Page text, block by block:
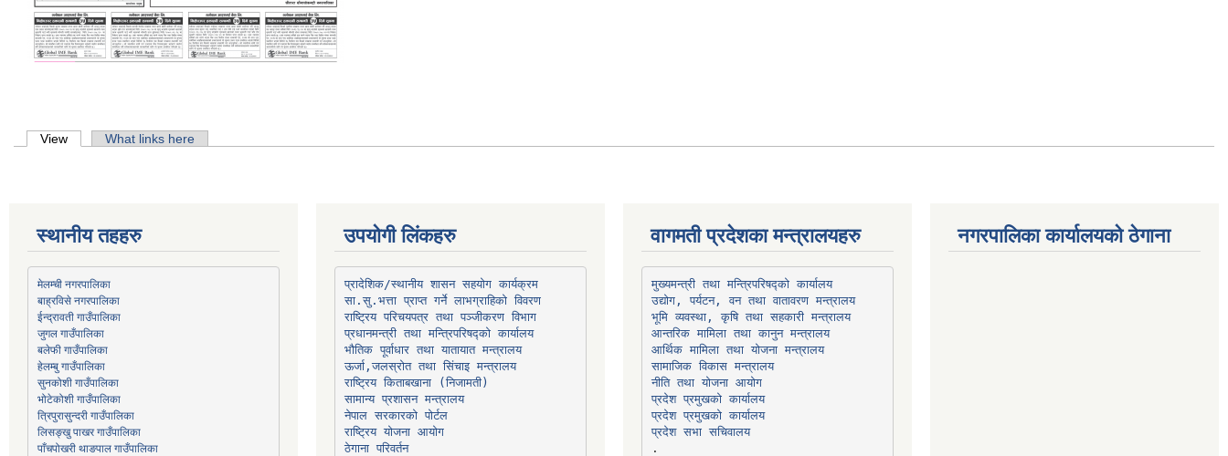
Primary tabs
View (active tab)What links here
स्थानीय तहहरु
मेलम्ची नगरपालिका
बाह्रविसे नगरपालिका
ईन्द्रावती गाउँपालिका
जुगल गाउँपालिका
बलेफी गाउँपालिका
हेलम्बु गाउँपालिका
सुनकोशी गाउँपालिका
भोटेकोशी गाउँपालिका
त्रिपुरासुन्दरी गाउँपालिका
लिसङ्खु पाखर गाउँपालिका
पाँचपोखरी थाङपाल गाउँपालिका
उपयोगी लिंकहरु
प्रादेशिक/स्थानीय शासन सहयोग कार्यक्रम
सा.सु.भत्ता प्राप्त गर्ने लाभग्राहिको विवरण
राष्ट्रिय परिचयपत्र तथा पञ्‍जीकरण विभाग
प्रधानमन्त्री तथा मन्त्रिपरिषद्को कार्यालय
भौतिक पूर्वाधार तथा यातायात मन्त्रालय
ऊर्जा,जलस्रोत तथा सिंचाइ मन्त्रालय
सामान्य प्रशासन मन्त्रालय
नेपाल सरकारको पोर्टल
राष्ट्रिय योजना आयोग
ठेगाना परिवर्तन
वागमती प्रदेशका मन्त्रालयहरु
मुख्यमन्त्री तथा मन्त्रिपरिषद्को कार्यालय
उद्योग, पर्यटन, वन तथा वातावरण मन्त्रालय
भूमि व्यवस्था, कृषि तथा सहकारी मन्त्रालय
आन्तरिक मामिला तथा कानुन मन्त्रालय
आर्थिक मामिला तथा योजना मन्त्रालय
सामाजिक विकास मन्त्रालय
नीति तथा योजना आयोग
प्रदेश प्रमुखको कार्यालय
प्रदेश प्रमुखको कार्यालय
प्रदेश सभा सचिवालय
नगरपालिका कार्यालयको ठेगाना